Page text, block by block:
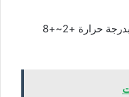
كما تعمل ثلاجات التبريد العادي بدرجة حرارة +2~+8